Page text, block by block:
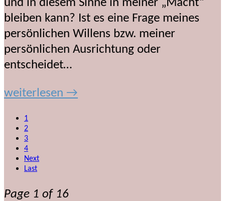
und in diesem Sinne in meiner „Macht“
bleiben kann? Ist es eine Frage meines
persönlichen Willens bzw. meiner
persönlichen Ausrichtung oder
entscheidet…
weiterlesen →
1
2
3
4
Next
Last
Page 1 of 16